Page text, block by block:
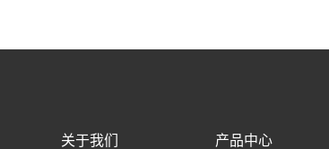
关于我们 产品中心